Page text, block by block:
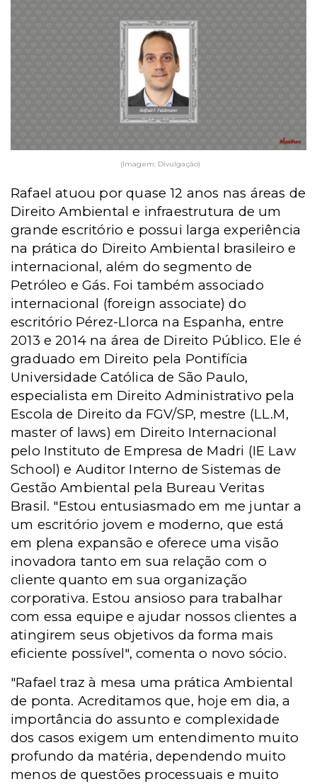
(Imagem: Divulgação)
Rafael atuou por quase 12 anos nas áreas de
Direito Ambiental e infraestrutura de um
grande escritório e possui larga experiência
na prática do Direito Ambiental brasileiro e
internacional, além do segmento de
Petróleo e Gás. Foi também associado
internacional (foreign associate) do
escritório Pérez-Llorca na Espanha, entre
2013 e 2014 na área de Direito Público. Ele é
graduado em Direito pela Pontifícia
Universidade Católica de São Paulo,
especialista em Direito Administrativo pela
Escola de Direito da FGV/SP, mestre (LL.M,
master of laws) em Direito Internacional
pelo Instituto de Empresa de Madri (IE Law
School) e Auditor Interno de Sistemas de
Gestão Ambiental pela Bureau Veritas
Brasil. "Estou entusiasmado em me juntar a
um escritório jovem e moderno, que está
em plena expansão e oferece uma visão
inovadora tanto em sua relação com o
cliente quanto em sua organização
corporativa. Estou ansioso para trabalhar
com essa equipe e ajudar nossos clientes a
atingirem seus objetivos da forma mais
eficiente possível", comenta o novo sócio.
"Rafael traz à mesa uma prática Ambiental
de ponta. Acreditamos que, hoje em dia, a
importância do assunto e complexidade
dos casos exigem um entendimento muito
profundo da matéria, dependendo muito
menos de questões processuais e muito